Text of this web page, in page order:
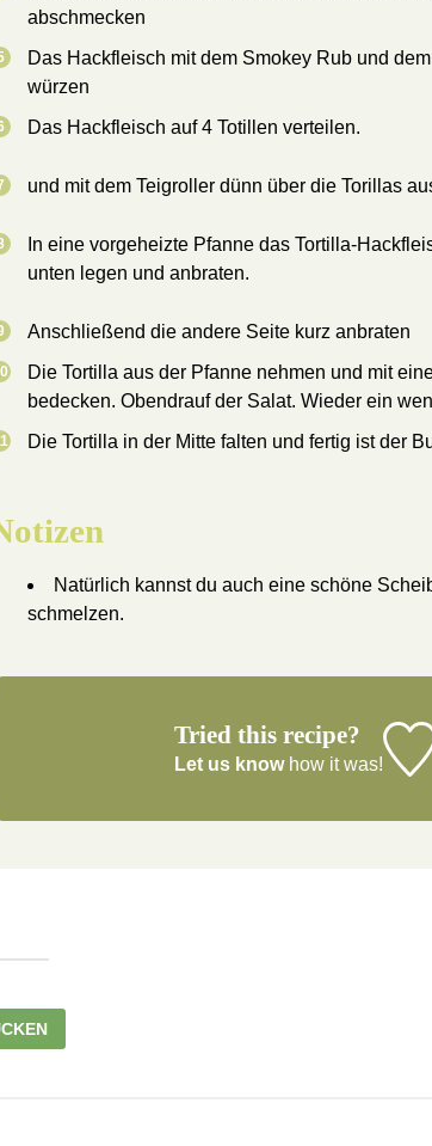
abschmecken
Das Hackfleisch mit dem Smokey Rub und
würzen
Das Hackfleisch auf 4 Totillen verteilen.
und mit dem Teigroller dünn über die Torillas
In eine vorgeheizte Pfanne das Tortilla-
unten legen und anbraten.
Anschließend die andere Seite kurz anbraten
Die Tortilla aus der Pfanne nehmen und mit
bedecken. Obendrauf der Salat. Wieder ein
Die Tortilla in der Mitte falten und fertig ist der
Natürlich kannst du auch eine schöne
schmelzen.
Tried this recipe?
Let us knowhow it was!